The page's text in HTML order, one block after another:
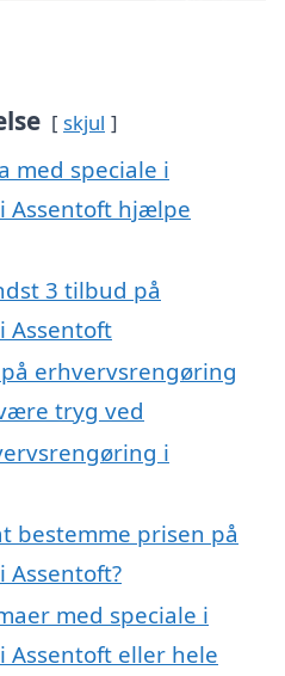
skjul
med speciale i
Assentoft hjælpe
3 tilbud på
Assentoft
erhvervsrengøring
tryg ved
i
bestemme prisen på
med speciale i
eller hele